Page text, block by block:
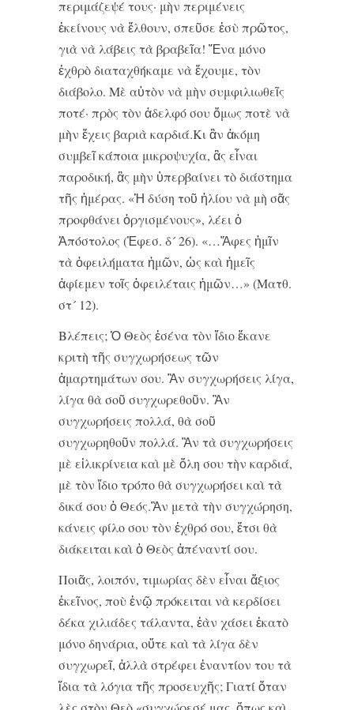
περιμάζεψέ τους· μὴν περιμένεις
ἐκείνους νὰ ἔλθουν, σπεῦσε ἐσὺ πρῶτος,
γιὰ νὰ λάβεις τὰ βραβεῖα! Ἕνα μόνο
ἐχθρὸ διαταχθήκαμε νὰ ἔχουμε, τὸν
διάβολο. Μὲ αὐτὸν νὰ μὴν συμφιλιωθεῖς
ποτέ· πρὸς τὸν ἀδελφό σου ὅμως ποτὲ νὰ
μὴν ἔχεις βαριὰ καρδιά.Κι ἂν ἀκόμη
συμβεῖ κάποια μικροψυχία, ἂς εἶναι
παροδική, ἂς μὴν ὑπερβαίνει τὸ διάστημα
τῆς ἡμέρας. «Ἡ δύση τοῦ ἡλίου νὰ μὴ σᾶς
προφθάνει ὀργισμένους», λέει ὁ
Ἀπόστολος (Ἐφεσ. δ´ 26). «…Ἄφες ἡμῖν
τὰ ὀφειλήματα ἡμῶν, ὡς καὶ ἡμεῖς
ἀφίεμεν τοῖς ὀφειλέταις ἡμῶν…» (Ματθ.
στ´ 12).
Βλέπεις; Ὁ Θεὸς ἐσένα τὸν ἴδιο ἔκανε
κριτὴ τῆς συγχωρήσεως τῶν
ἁμαρτημάτων σου. Ἂν συγχωρήσεις λίγα,
λίγα θὰ σοῦ συγχωρεθοῦν. Ἂν
συγχωρήσεις πολλά, θὰ σοῦ
συγχωρηθοῦν πολλά. Ἂν τὰ συγχωρήσεις
μὲ εἰλικρίνεια καὶ μὲ ὅλη σου τὴν καρδιά,
μὲ τὸν ἴδιο τρόπο θὰ συγχωρήσει καὶ τὰ
δικά σου ὁ Θεός.Ἂν μετὰ τὴν συγχώρηση,
κάνεις φίλο σου τὸν ἐχθρό σου, ἔτσι θὰ
διάκειται καὶ ὁ Θεὸς ἀπέναντί σου.
Ποιᾶς, λοιπόν, τιμωρίας δὲν εἶναι ἄξιος
ἐκεῖνος, ποὺ ἐνῷ πρόκειται νὰ κερδίσει
δέκα χιλιάδες τάλαντα, ἐὰν χάσει ἑκατὸ
μόνο δηνάρια, οὔτε καὶ τὰ λίγα δὲν
συγχωρεῖ, ἀλλὰ στρέφει ἐναντίον του τὰ
ἴδια τὰ λόγια τῆς προσευχῆς; Γιατί ὅταν